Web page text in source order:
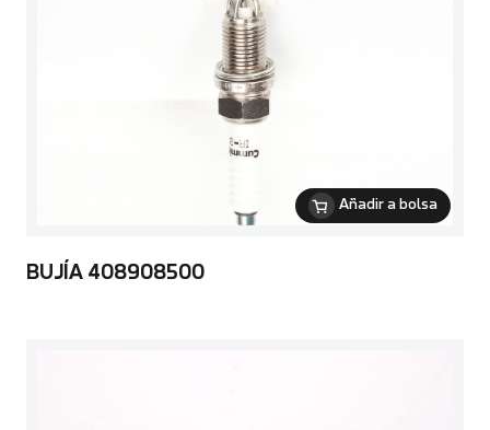
Añadir a bolsa
BUJÍA 408908500